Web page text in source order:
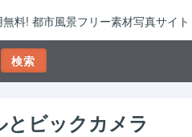
料! 都市風景フリー素材写真サイト
とビックカメラ